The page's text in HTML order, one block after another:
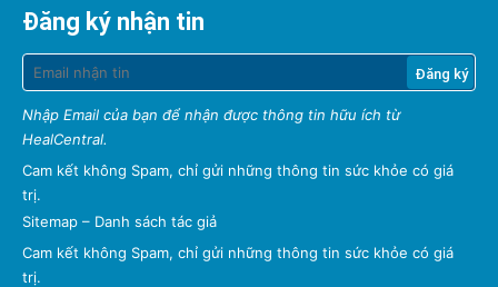
Đăng ký nhận tin
Nhập Email của bạn để nhận được thông tin hữu ích từ
HealCentral.
Cam kết không Spam, chỉ gửi những thông tin sức khỏe có giá
trị.
Sitemap – Danh sách tác giả
Cam kết không Spam, chỉ gửi những thông tin sức khỏe có giá
trị.